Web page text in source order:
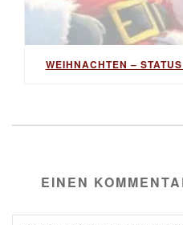
WEIHNACHTEN –
EINEN